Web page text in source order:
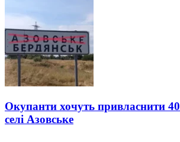
Окупанти хочуть привласнити
селі Азовське